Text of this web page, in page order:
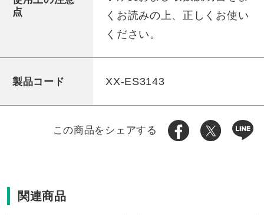
点
くお読みの上、正しくお使い
ください。
製品コード XX-ES3143
この商品をシェアする
関連商品